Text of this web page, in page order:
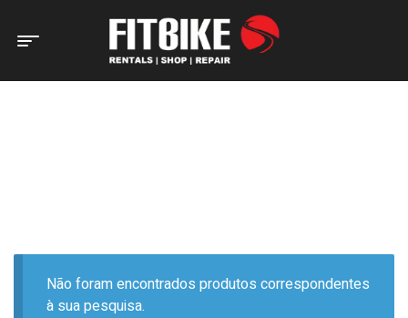
Home Page Produtos etiquetados com “MISTA”
Não foram encontrados produtos correspondentes
à sua pesquisa.